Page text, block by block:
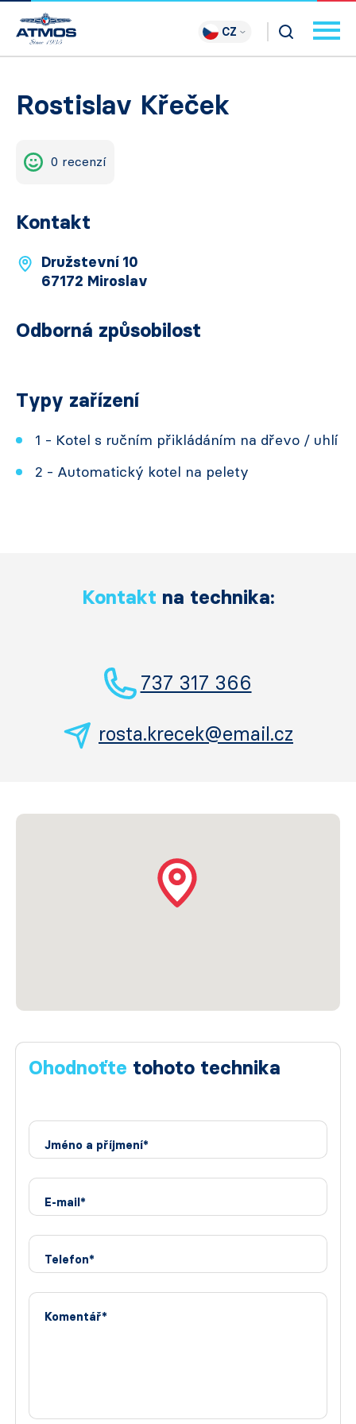
CZ
Rostislav Křeček
0 recenzí
Kontakt
Družstevní 10
67172 Miroslav
Odborná způsobilost
Typy zařízení
1 - Kotel s ručním přikládáním na dřevo / uhlí
2 - Automatický kotel na pelety
Kontakt na technika:
737 317 366
rosta.krecek@email.cz
Ohodnoťte tohoto technika
Jméno a příjmení*
E-mail*
Telefon*
Komentář*